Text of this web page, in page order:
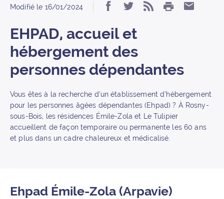
Modifié le 16/01/2024 Partager « EHPAD,
Partager «
S’abonner
IMPRIMER
EHPAD, accueil et
hébergement des
personnes dépendantes
Vous êtes à la recherche d’un établissement d’hébergement
pour les personnes âgées dépendantes (Ehpad) ? À Rosny-
sous-Bois, les résidences Émile-Zola et Le Tulipier
accueillent de façon temporaire ou permanente les 60 ans
et plus dans un cadre chaleureux et médicalisé.
Ehpad Émile-Zola (Arpavie)